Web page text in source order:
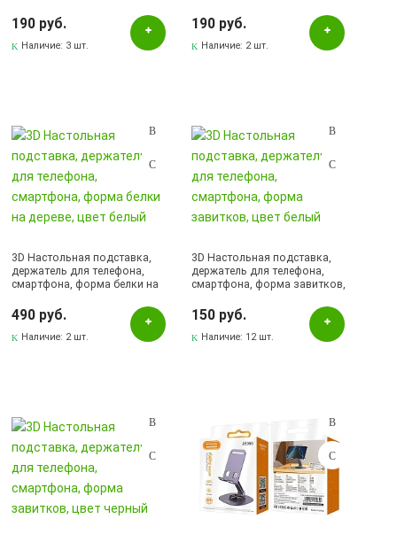
Наличие в магазинах
Бавлы, ул.Пионерская, 11
Бугульма, ул.Ленина, 145, ТЦ ЭССЕН
Бугульма, ул.Ленина, 2Б, ТД ТЕХНОПОЛИС
Бугульма, ул.М.Джалиля, 7, ЦУМ
Бугульма, ул.Тукая, 70
Лениногорск, ул.Гафиатуллина, 9, (ЦЕНТР)
190 руб.
Наличие: 3 шт.
190 руб.
Наличие: 2 шт.
3D Настольная подставка,
держатель для телефона,
смартфона, форма белки на
490 руб.
Наличие: 2 шт.
3D Настольная подставка,
держатель для телефона,
смартфона, форма завитков,
150 руб.
Наличие: 12 шт.